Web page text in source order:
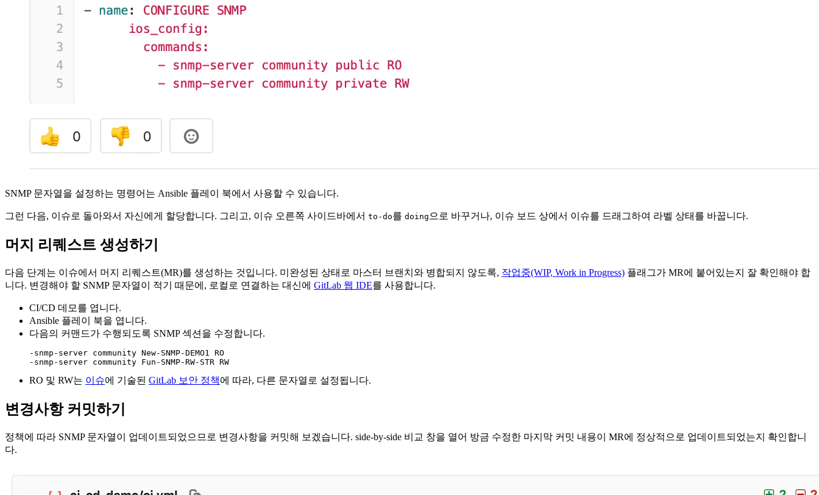
SNMP 문자열을 설정하는 명령어는 Ansible 플레이 북에서 사용할 수 있습니다.
그런 다음, 이슈로 돌아와서 자신에게 할당합니다. 그리고, 이슈 오른쪽 사이드바에서 to-do를 doing 으로 바꾸거나, 이슈 보드 상에서 이슈를 드래그하여 라벨 상태를 바꿉니다.
머지 리퀘스트 생성하기
다음 단계는 이슈에서 머지 리퀘스트(MR)를 생성하는 것입니다. 미완성된 상태로 마스터 브랜치와 병합되지 않도록, 작업중(WIP, Work in Progress) 플래그가 MR에 붙어있는지 잘 확인해야 합
니다. 변경해야 할 SNMP 문자열이 적기 때문에, 로컬로 연결하는 대신에 GitLab 웹 IDE를 사용합니다.
CI/CD 데모를 엽니다.
Ansible 플레이 북을 엽니다.
다음의 커맨드가 수행되도록 SNMP 섹션을 수정합니다.
-snmp-server community New-SNMP-DEMO1 RO
RO 및 RW는 이슈에 기술된 GitLab 보안 정책에 따라, 다른 문자열로 설정됩니다.
변경사항 커밋하기
정책에 따라 SNMP 문자열이 업데이트되었으므로 변경사항을 커밋해 보겠습니다. side-by-side 비교 창을 열어 방금 수정한 마지막 커밋 내용이 MR에 정상적으로 업데이트되었는지 확인합니
다.